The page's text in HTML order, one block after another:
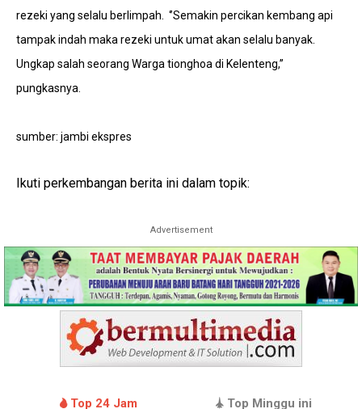
rezeki yang selalu berlimpah. ‘’Semakin percikan kembang api
tampak indah maka rezeki untuk umat akan selalu banyak.
Ungkap salah seorang Warga tionghoa di Kelenteng,’’
pungkasnya.
sumber: jambi ekspres
Ikuti perkembangan berita ini dalam topik:
Advertisement
Top 24 Jam Top Minggu ini